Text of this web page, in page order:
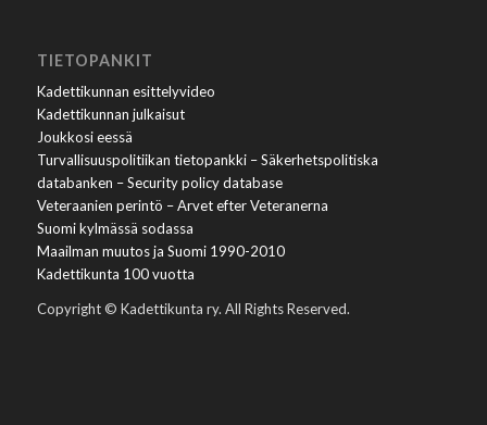
TIETOPANKIT
Kadettikunnan esittelyvideo
Kadettikunnan julkaisut
Joukkosi eessä
Turvallisuuspolitiikan tietopankki – Säkerhetspolitiska
databanken – Security policy database
Veteraanien perintö – Arvet efter Veteranerna
Suomi kylmässä sodassa
Maailman muutos ja Suomi 1990-2010
Kadettikunta 100 vuotta
Copyright © Kadettikunta ry. All Rights Reserved.